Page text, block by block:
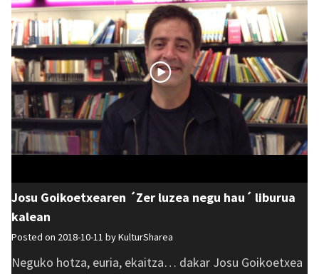
Josu Goikoetxearen ´Zer luzea negu hau´ liburua
kalean
Posted on 2018-10-11 byKulturSharea
Neguko hotza, euria, ekaitza… dakar Josu Goikoetxea